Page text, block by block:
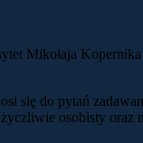
Mikołaja
się do pytań
osobisty